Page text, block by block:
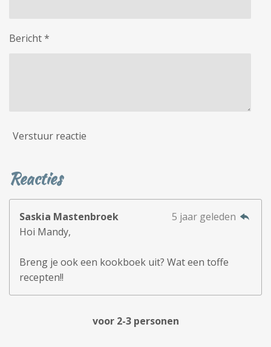
Bericht *
Verstuur reactie
Reacties
Saskia Mastenbroek
5 jaar geleden
Hoi Mandy,
Breng je ook een kookboek uit? Wat een toffe
recepten!!
voor 2-3 personen